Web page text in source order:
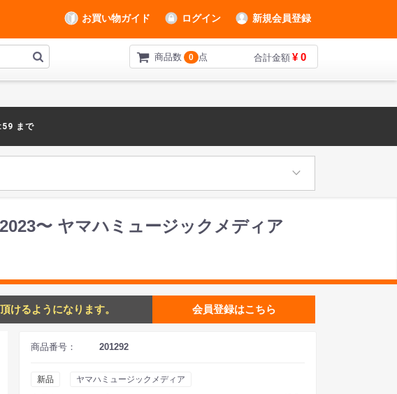
お買い物ガイド ログイン 新規会員登録
商品数 0 点 合計金額 ¥ 0
まで
〜 ヤマハミュージックメディア
けるようになります。 会員登録はこちら
商品番号： 201292
新品 ヤマハミュージックメディア